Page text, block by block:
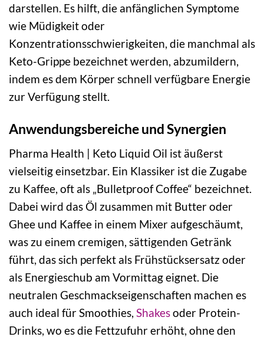
darstellen. Es hilft, die anfänglichen Symptome
wie Müdigkeit oder
Konzentrationsschwierigkeiten, die manchmal als
Keto-Grippe bezeichnet werden, abzumildern,
indem es dem Körper schnell verfügbare Energie
zur Verfügung stellt.
Anwendungsbereiche und Synergien
Pharma Health | Keto Liquid Oil ist äußerst
vielseitig einsetzbar. Ein Klassiker ist die Zugabe
zu Kaffee, oft als „Bulletproof Coffee“ bezeichnet.
Dabei wird das Öl zusammen mit Butter oder
Ghee und Kaffee in einem Mixer aufgeschäumt,
was zu einem cremigen, sättigenden Getränk
führt, das sich perfekt als Frühstücksersatz oder
als Energieschub am Vormittag eignet. Die
neutralen Geschmackseigenschaften machen es
auch ideal für Smoothies, Shakesoder Protein-
Drinks, wo es die Fettzufuhr erhöht, ohne den